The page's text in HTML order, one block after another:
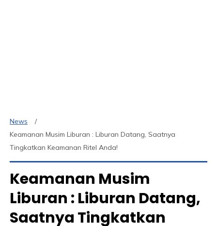
News
Keamanan Musim Liburan : Liburan Datang, Saatnya
Tingkatkan Keamanan Ritel Anda!
Keamanan Musim
Liburan : Liburan Datang,
Saatnya Tingkatkan